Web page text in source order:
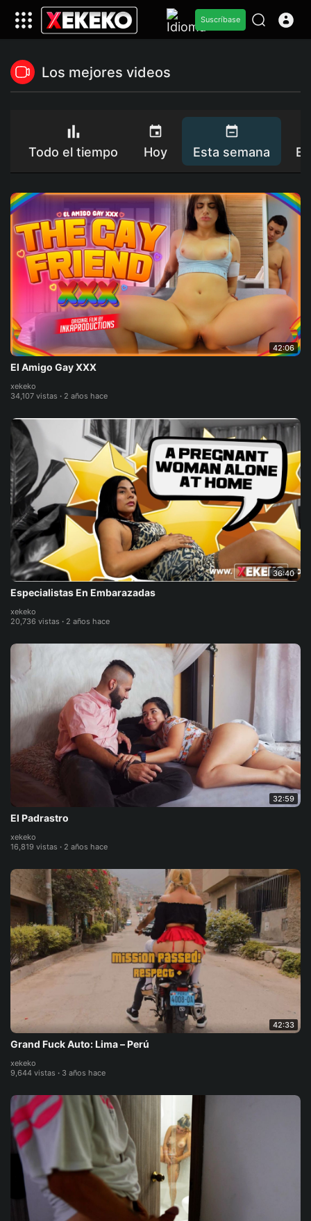
Suscríbase
Los mejores videos
Todo el tiempo Hoy Esta semana
42:06
El Amigo Gay XXX
xekeko
34,107 vistas · 2 años hace
36:40
Especialistas En Embarazadas
xekeko
20,736 vistas · 2 años hace
32:59
El Padrastro
xekeko
16,819 vistas · 2 años hace
42:33
Grand Fuck Auto: Lima – Perú
xekeko
9,644 vistas · 3 años hace